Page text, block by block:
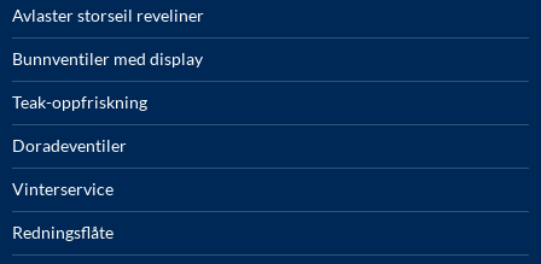
Avlaster storseil reveliner
Bunnventiler med display
Teak-oppfriskning
Doradeventiler
Vinterservice
Redningsflåte